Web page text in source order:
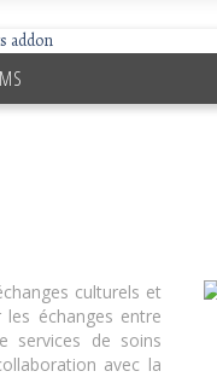
culturels et
échanges entre
services de soins
avec la